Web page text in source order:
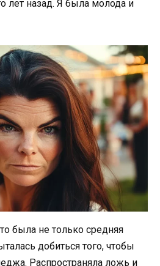
лет назад. Я была молода и
была не только средняя
добиться того, чтобы
Распространяла ложь и